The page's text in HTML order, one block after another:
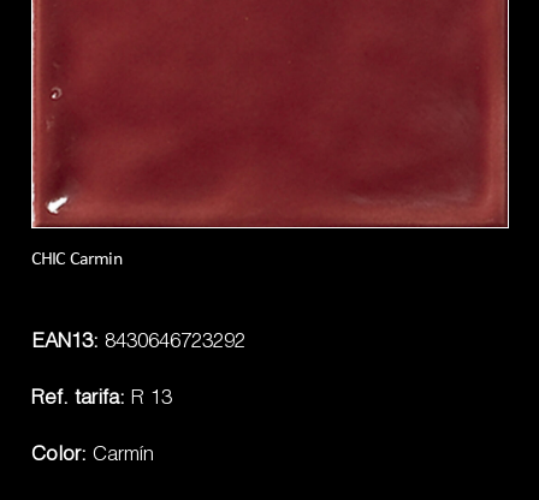
CHIC Carmin
EAN13: 8430646723292
Ref. tarifa: R 13
Color: Carmín